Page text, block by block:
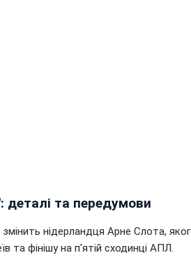
деталі та передумови
нідерландця Арне Слота,
та фінішу на п'ятій сходинці АПЛ.